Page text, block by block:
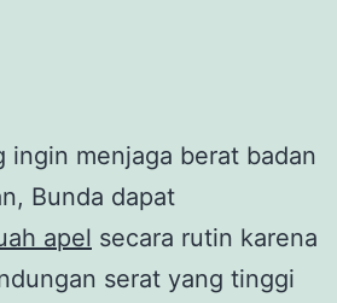
ingin menjaga berat badan
Bunda dapat
apel secara rutin karena
serat yang tinggi